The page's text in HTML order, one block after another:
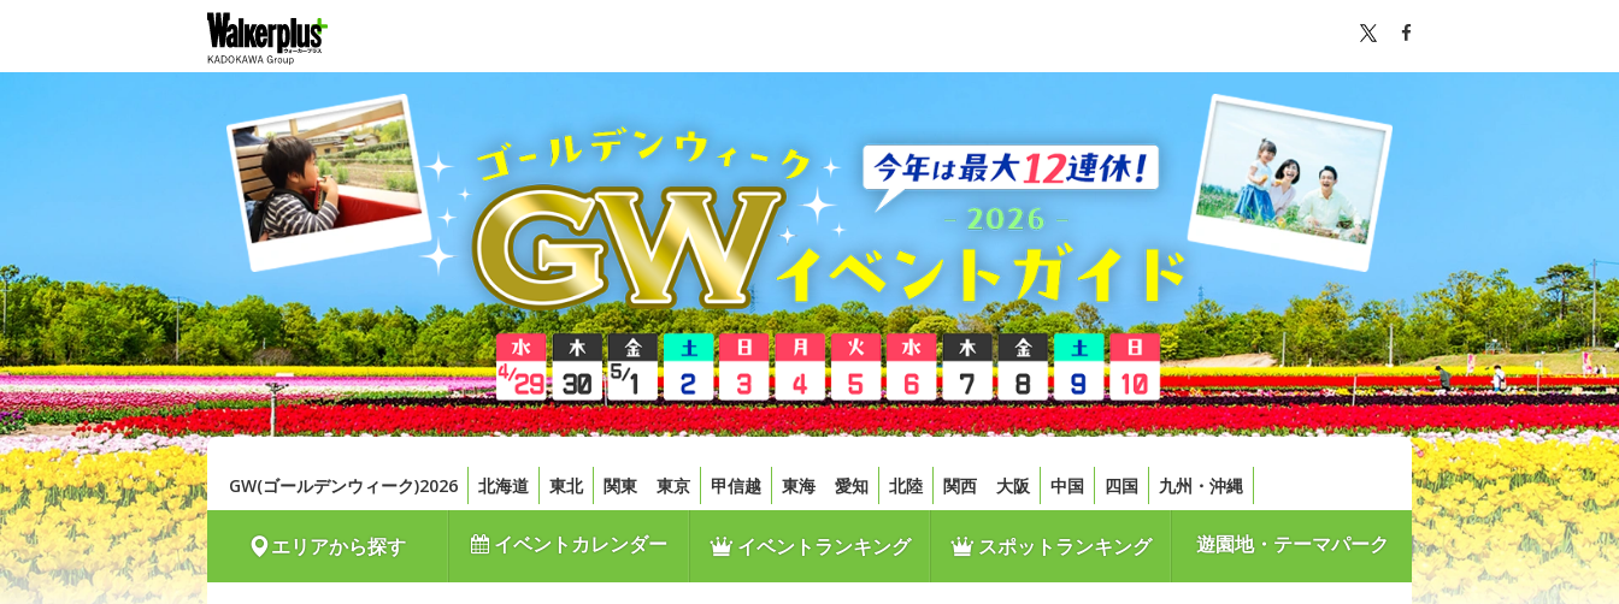
GW(ゴールデンウィーク)2026 北海道 東北 関東 東京 甲信越 東海 愛知 北陸 関西 大阪 中国 四国 九州・沖縄
エリアから探す イベントカレンダー イベントランキング スポットランキング 遊園地・テーマパーク